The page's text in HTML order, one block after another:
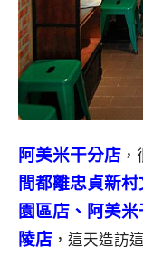
阿美米干分店
間都離忠貞新
園區店、阿美
陵店 ，這天造訪